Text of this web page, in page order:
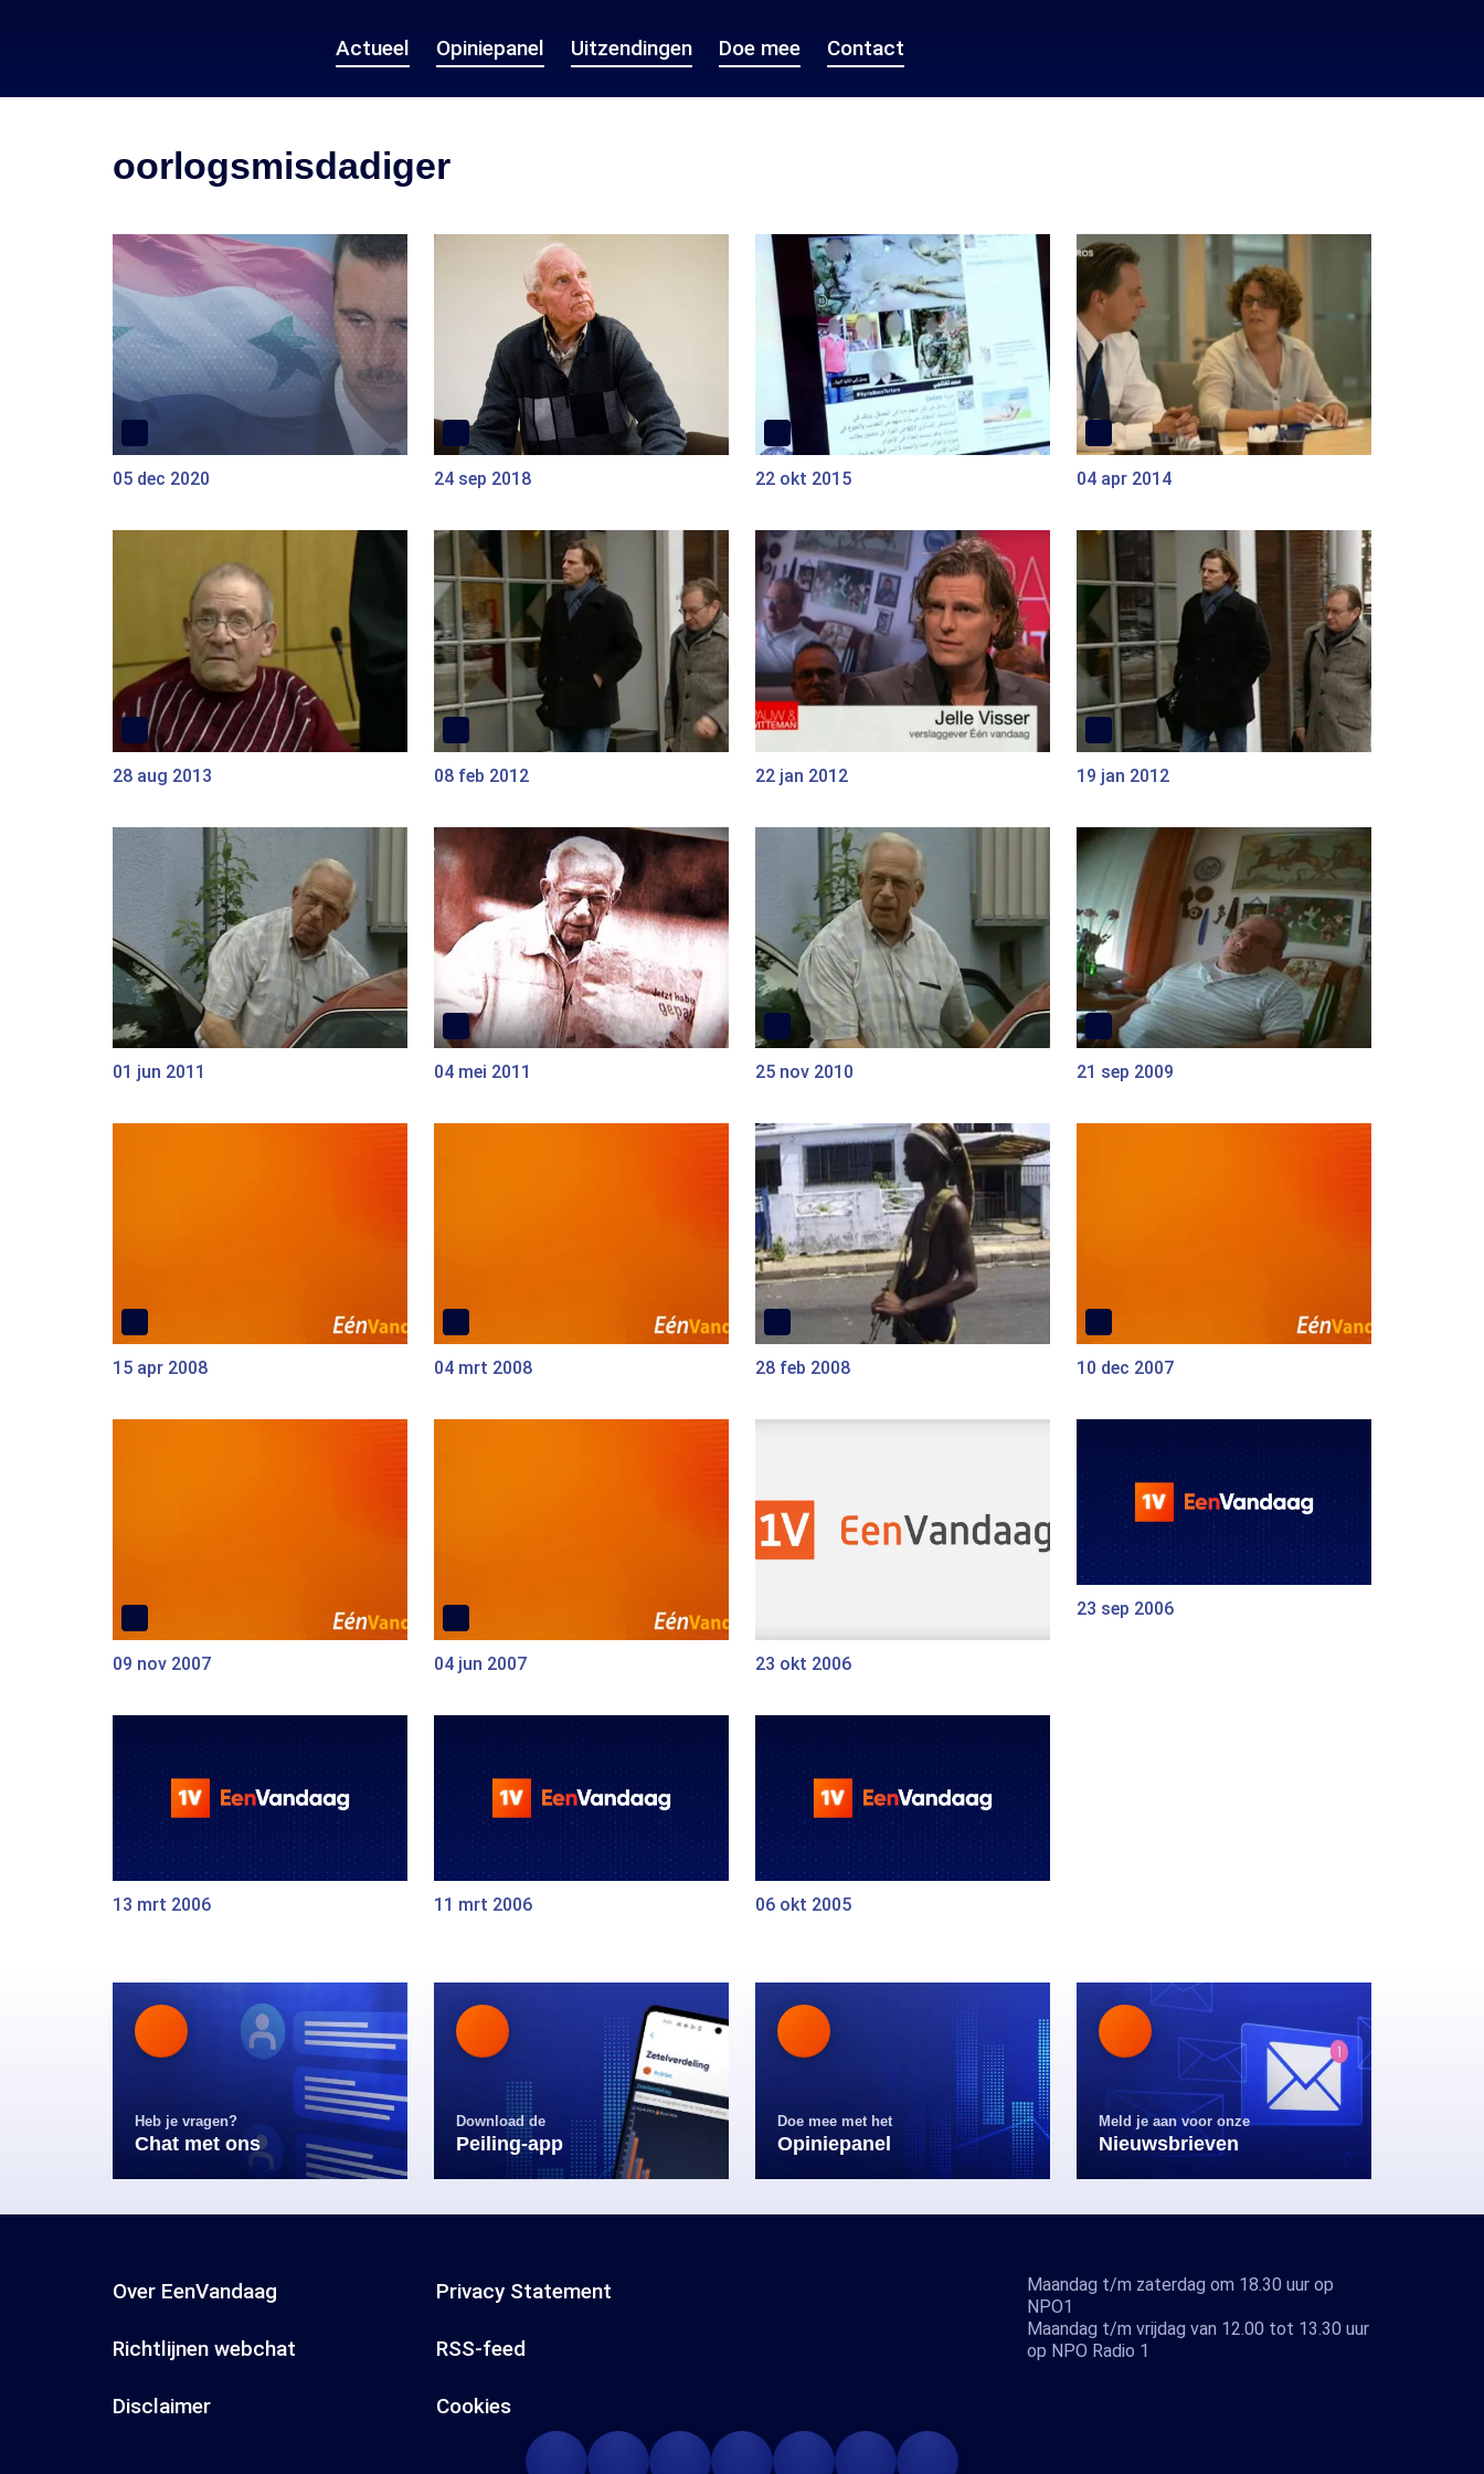
Actueel Opiniepanel Uitzendingen Doe mee Contact
oorlogsmisdadiger
05 dec 2020 24 sep 2018 22 okt 2015 04 apr 2014
28 aug 2013 08 feb 2012 22 jan 2012 19 jan 2012
01 jun 2011 04 mei 2011 25 nov 2010 21 sep 2009
15 apr 2008 04 mrt 2008 28 feb 2008 10 dec 2007
09 nov 2007 04 jun 2007 23 okt 2006
23 sep 2006
13 mrt 2006 11 mrt 2006 06 okt 2005
Heb je vragen?
Chat met ons
Download de
Peiling-app
Doe mee met het
Opiniepanel
Meld je aan voor onze
Nieuwsbrieven
Over EenVandaag Privacy Statement
Richtlijnen webchat RSS-feed
Disclaimer Cookies
Maandag t/m zaterdag om 18.30 uur op
NPO1
Maandag t/m vrijdag van 12.00 tot 13.30 uur
op NPO Radio 1